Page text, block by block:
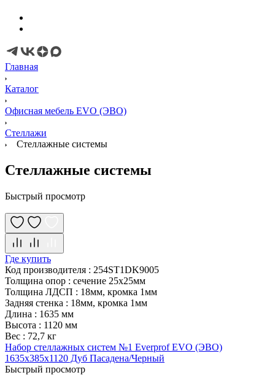
Главная
Каталог
Офисная мебель EVO (ЭВО)
Стеллажи
Стеллажные системы
Стеллажные системы
Быстрый просмотр
Где купить
Код производителя : 254ST1DK9005
Толщина опор : сечение 25х25мм
Толщина ЛДСП : 18мм, кромка 1мм
Задняя стенка : 18мм, кромка 1мм
Длина : 1635 мм
Высота : 1120 мм
Вес : 72,7 кг
Набор стеллажных систем №1 Everprof EVO (ЭВО)
1635x385x1120 Дуб Пасадена/Черный
Быстрый просмотр